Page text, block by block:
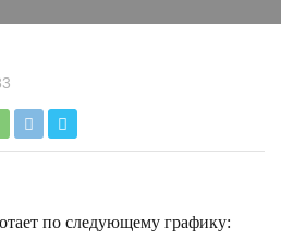
по следующему графику: